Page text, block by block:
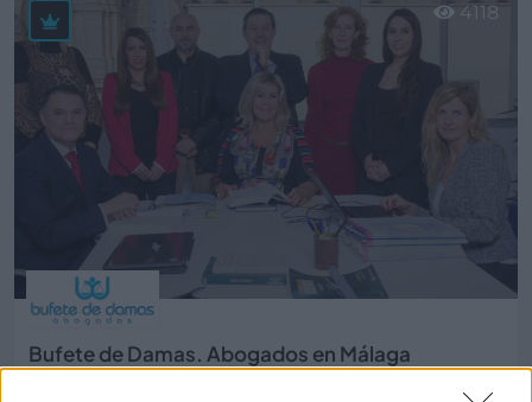
Bufete de Damas. Abogados en Málaga
4118